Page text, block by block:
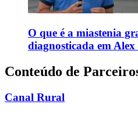
O que é a miastenia
diagnosticada em Alex
Conteúdo de
Canal Rural